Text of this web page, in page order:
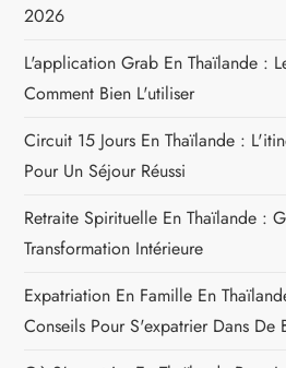
2026
L'application Grab En Thaïlande :
Comment Bien L'utiliser
Circuit 15 Jours En Thaïlande :
Pour Un Séjour Réussi
Retraite Spirituelle En Thaïlande :
Transformation Intérieure
Expatriation En Famille En
Conseils Pour S'expatrier Dans De